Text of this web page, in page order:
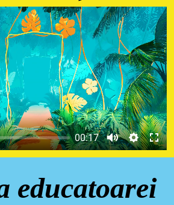
00:17
educatoarei